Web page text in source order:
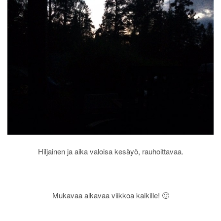
Hiljainen ja aika valoisa kesäyö, rauhoittavaa.
Mukavaa alkavaa viikkoa kaikille! 🙂